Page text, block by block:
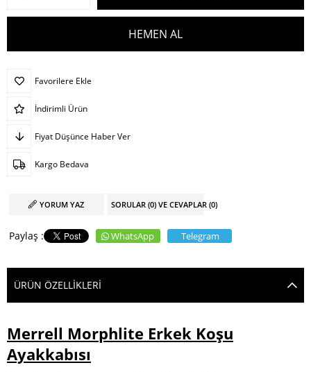
Favorilere Ekle
İndirimli Ürün
Fiyat Düşünce Haber Ver
Kargo Bedava
YORUM YAZ SORULAR (0) VE CEVAPLAR (0)
WhatsApp Telegram
ÜRÜN ÖZELLIKLERI
Merrell Morphlite Erkek Koşu
Ayakkabısı